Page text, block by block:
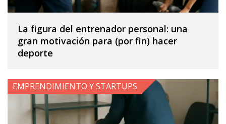
La figura del entrenador personal: una
gran motivación para (por fin) hacer
deporte
EMPRENDIMIENTO Y STARTUPS